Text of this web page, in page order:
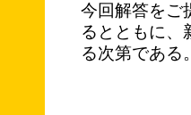
今回解答をご
るとともに、
る次第である。